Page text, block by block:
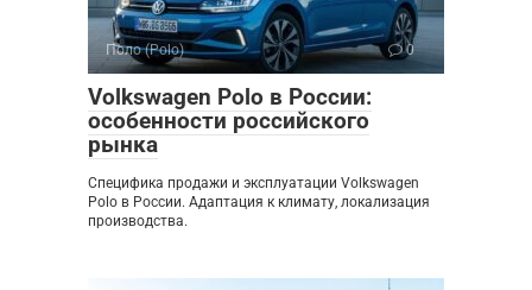
Поло (Polo) 0
Volkswagen Polo в России:
особенности российского
рынка
Специфика продажи и эксплуатации Volkswagen
Polo в России. Адаптация к климату, локализация
производства.